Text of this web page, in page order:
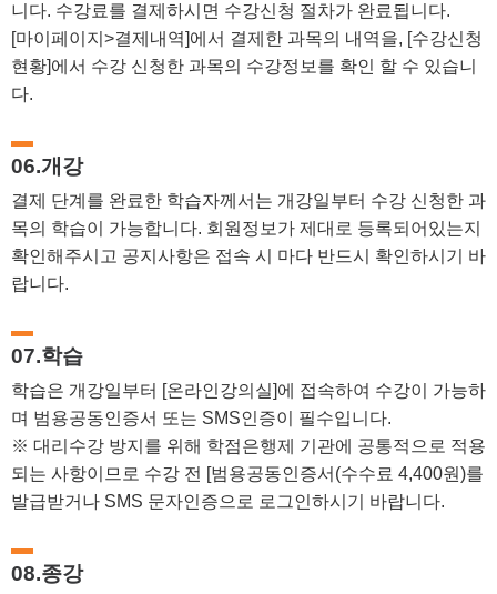
니다. 수강료를 결제하시면 수강신청 절차가 완료됩니다.
[마이페이지>결제내역]에서 결제한 과목의 내역을, [수강신청
현황]에서 수강 신청한 과목의 수강정보를 확인 할 수 있습니
다.
06.개강
결제 단계를 완료한 학습자께서는 개강일부터 수강 신청한 과
목의 학습이 가능합니다. 회원정보가 제대로 등록되어있는지
확인해주시고 공지사항은 접속 시 마다 반드시 확인하시기 바
랍니다.
07.학습
학습은 개강일부터 [온라인강의실]에 접속하여 수강이 가능하
며 범용공동인증서 또는 SMS인증이 필수입니다.
※ 대리수강 방지를 위해 학점은행제 기관에 공통적으로 적용
되는 사항이므로 수강 전 [범용공동인증서(수수료 4,400원)를
발급받거나 SMS 문자인증으로 로그인하시기 바랍니다.
08.종강